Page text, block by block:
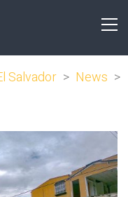
Salvador > News >